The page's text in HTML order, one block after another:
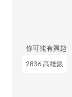
你可能有興趣
2836 高雄銀